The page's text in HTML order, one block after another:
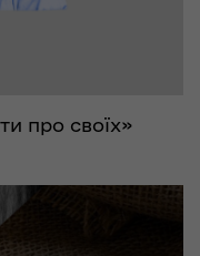
про своїх»